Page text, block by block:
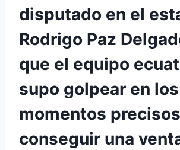
disputado en el
Rodrigo Paz
que el equipo
supo golpear en los
momentos
conseguir una